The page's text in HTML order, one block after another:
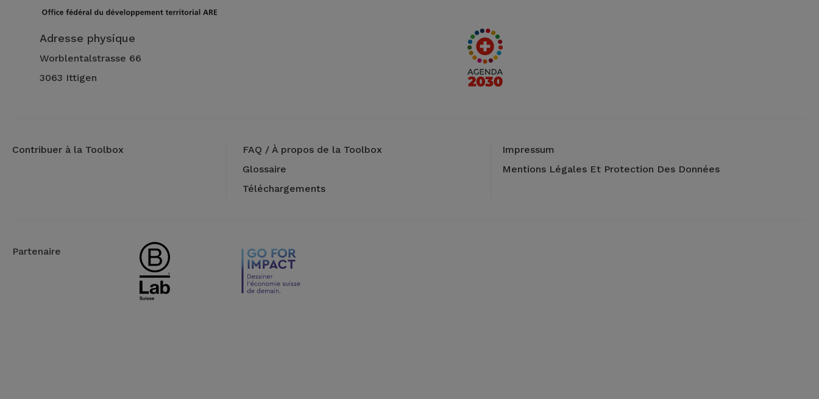
Adresse physique
Worblentalstrasse 66
3063 Ittigen
Contribuer à la Toolbox
FAQ / À propos de la Toolbox
Glossaire
Téléchargements
Impressum
Mentions Légales Et Protection Des Données
Partenaire